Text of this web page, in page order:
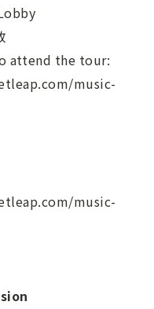
attend the tour:
music-
music-